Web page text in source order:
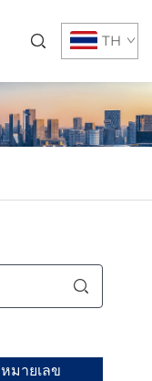
TH
หมายเลข